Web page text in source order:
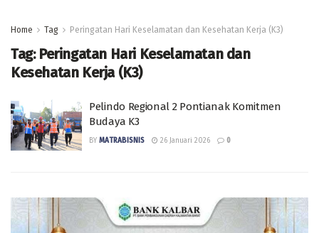
Home Tag Peringatan Hari Keselamatan dan Kesehatan Kerja (K3)
Tag: Peringatan Hari Keselamatan dan
Kesehatan Kerja (K3)
Pelindo Regional 2 Pontianak Komitmen
Budaya K3
BY MATRABISNIS 26 Januari 2026 0